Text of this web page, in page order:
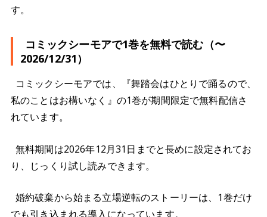
す。
コミックシーモアで1巻を無料で読む（〜
2026/12/31）
コミックシーモアでは、『舞踏会はひとりで踊るので、
私のことはお構いなく』の1巻が期間限定で無料配信さ
れています。
無料期間は2026年12月31日までと長めに設定されてお
り、じっくり試し読みできます。
婚約破棄から始まる立場逆転のストーリーは、1巻だけ
でも引き込まれる導入になっています。